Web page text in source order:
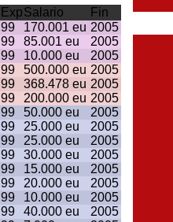
ExpSalario
Fin
99 170.001 eu 2005
99 85.001 eu
2005
99 10.000 eu
2005
99 500.000 eu 2005
99 368.478 eu 2005
99 200.000 eu 2005
99 50.000 eu
2005
99 25.000 eu
2005
99 25.000 eu
2005
99 30.000 eu
2005
99 15.000 eu
2005
99 20.000 eu
2005
99 10.000 eu
2005
99 40.000 eu
2005